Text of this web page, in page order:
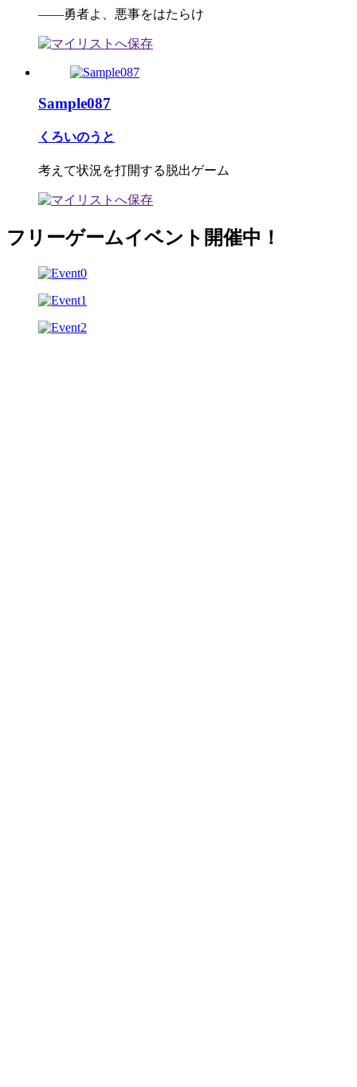
――勇者よ、悪事をはたらけ
Sample087
くろいのうと
考えて状況を打開する脱出ゲーム
フリーゲームイベント開催中！